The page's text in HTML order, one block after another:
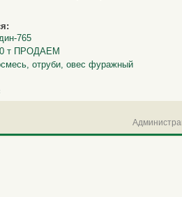
765
т ПРОДАЕМ
отруби, овес фуражный